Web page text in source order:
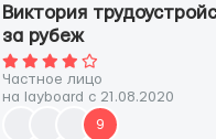
Виктория
за рубеж
Частное лицо
на layboard с 21.08.2020
9